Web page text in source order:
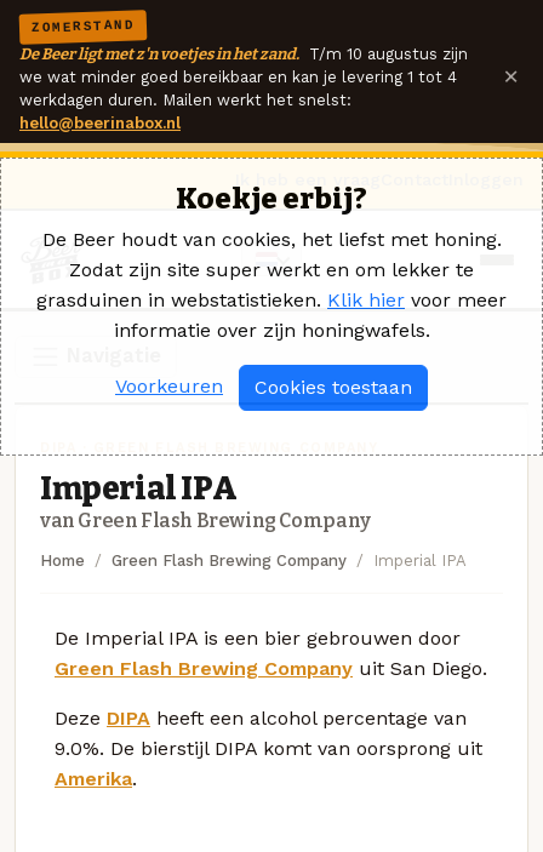
ZOMERSTAND
De Beer ligt met z'n voetjes in het zand. T/m 10 augustus zijn
we wat minder goed bereikbaar en kan je levering 1 tot 4
werkdagen duren. Mailen werkt het snelst:
hello@beerinabox.nl
×
Imperial IPA
van Green Flash Brewing Company
Home Green Flash Brewing Company Imperial IPA
De Imperial IPA is een bier gebrouwen door
Green Flash Brewing Company uit San Diego.
Deze DIPA heeft een alcohol percentage van
9.0%. De bierstijl DIPA komt van oorsprong uit
Amerika.
Koekje erbij?
De Beer houdt van cookies, het liefst met honing.
Zodat zijn site super werkt en om lekker te
grasduinen in webstatistieken. Klik hier voor meer
informatie over zijn honingwafels.
Voorkeuren Cookies toestaan